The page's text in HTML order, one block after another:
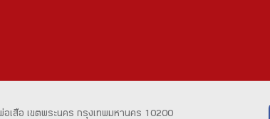
อเสือ เขตพระนคร กรุงเทพมหานคร 10200